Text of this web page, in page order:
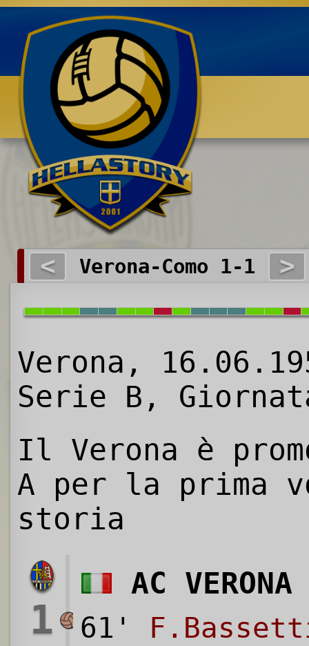
Benvenuti su HELLASTORY.net
< Verona-Como 1-1 >
Verona,
Serie B,
Il Verona è
A per la prima
storia
1
AC VERONA
61'